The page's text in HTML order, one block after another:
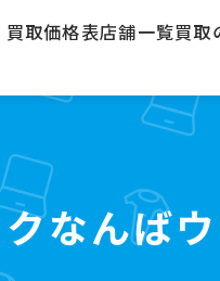
買取価格表店舗一覧買取
なんば